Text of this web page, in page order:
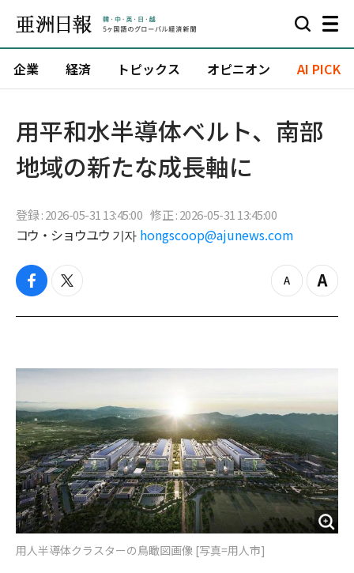
企業 経済 トピックス オピニオン AI PICK
用平和水半導体ベルト、南部
地域の新たな成長軸に
登録 : 2026-05-31 13:45:00 修正 : 2026-05-31 13:45:00
コウ・ショウユウ 기자 hongscoop@ajunews.com
f
c
o
t
i
z
o
Z
o
用人半導体クラスターの鳥瞰図画像 [写真=用人市]